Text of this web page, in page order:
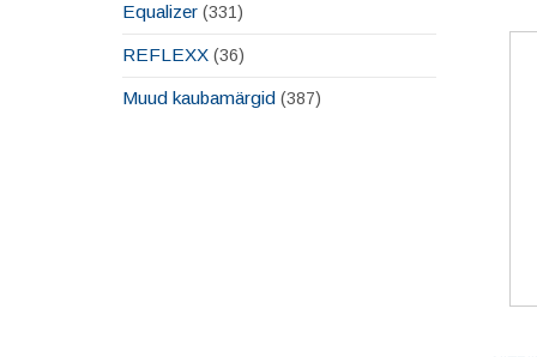
Equalizer (331)
REFLEXX (36)
Muud kaubamärgid (387)